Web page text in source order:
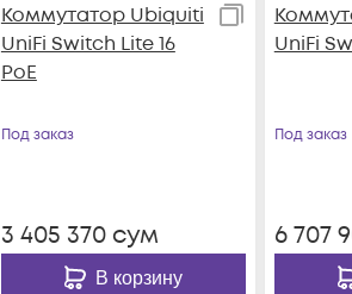
Коммутатор Ubiquiti
UniFi Switch Lite 16
PoE
Под заказ
3 405 370сум
В корзину
UniFi
Под заказ
6 707